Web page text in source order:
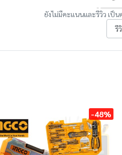
ยังไม่มีคะแนนและรีวิว เป็
รี
-48%